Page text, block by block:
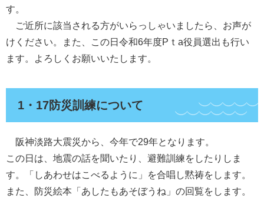
す。
ご近所に該当される方がいらっしゃいましたら、お声が
けください。また、この日令和6年度Pｔa役員選出も行い
ます。よろしくお願いいたします。
1・17防災訓練について
阪神淡路大震災から、今年で29年となります。
この日は、地震の話を聞いたり、避難訓練をしたりしま
す。「しあわせはこべるように」を合唱し黙祷をします。
また、防災絵本「あしたもあそぼうね」の回覧をします。